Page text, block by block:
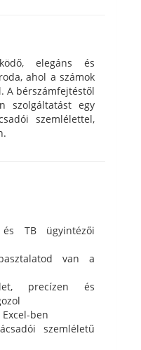
elegáns és
ahol a számok
A bérszámfejtéstől
szolgáltatást egy
szemlélettel,
TB ügyintézői
van a
precízen és
ben
szemléletű